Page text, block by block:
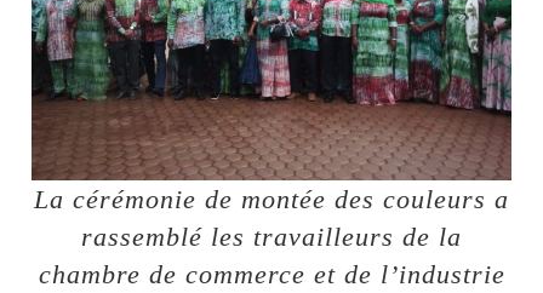
La cérémonie de montée des couleurs a
rassemblé les travailleurs de la
chambre de commerce et de l’industrie